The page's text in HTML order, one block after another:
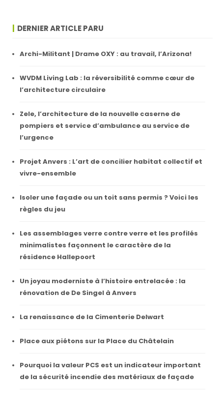
DERNIER ARTICLE PARU
Archi-Militant | Drame OXY : au travail, l’Arizona!
WVDM Living Lab : la réversibilité comme cœur de
l’architecture circulaire
Zele, l’architecture de la nouvelle caserne de
pompiers et service d’ambulance au service de
l’urgence
Projet Anvers : L’art de concilier habitat collectif et
vivre-ensemble
Isoler une façade ou un toit sans permis ? Voici les
règles du jeu
Les assemblages verre contre verre et les profilés
minimalistes façonnent le caractère de la
résidence Hallepoort
Un joyau moderniste à l’histoire entrelacée : la
rénovation de De Singel à Anvers
La renaissance de la Cimenterie Delwart
Place aux piétons sur la Place du Châtelain
Pourquoi la valeur PCS est un indicateur important
de la sécurité incendie des matériaux de façade